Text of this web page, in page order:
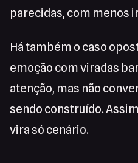
parecidas, com menos
Há também o caso
emoção com viradas
atenção, mas não
sendo construído.
vira só cenário.